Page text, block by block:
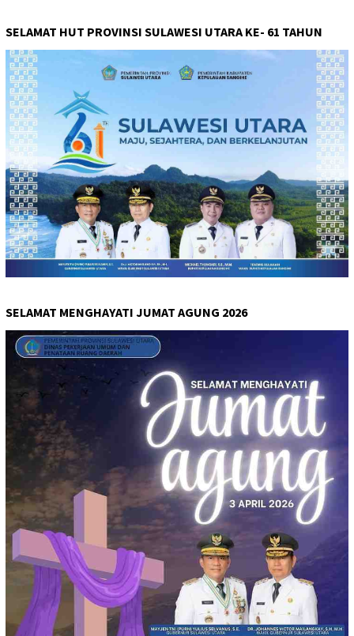
SELAMAT HUT PROVINSI SULAWESI UTARA KE- 61 TAHUN
SELAMAT MENGHAYATI JUMAT AGUNG 2026